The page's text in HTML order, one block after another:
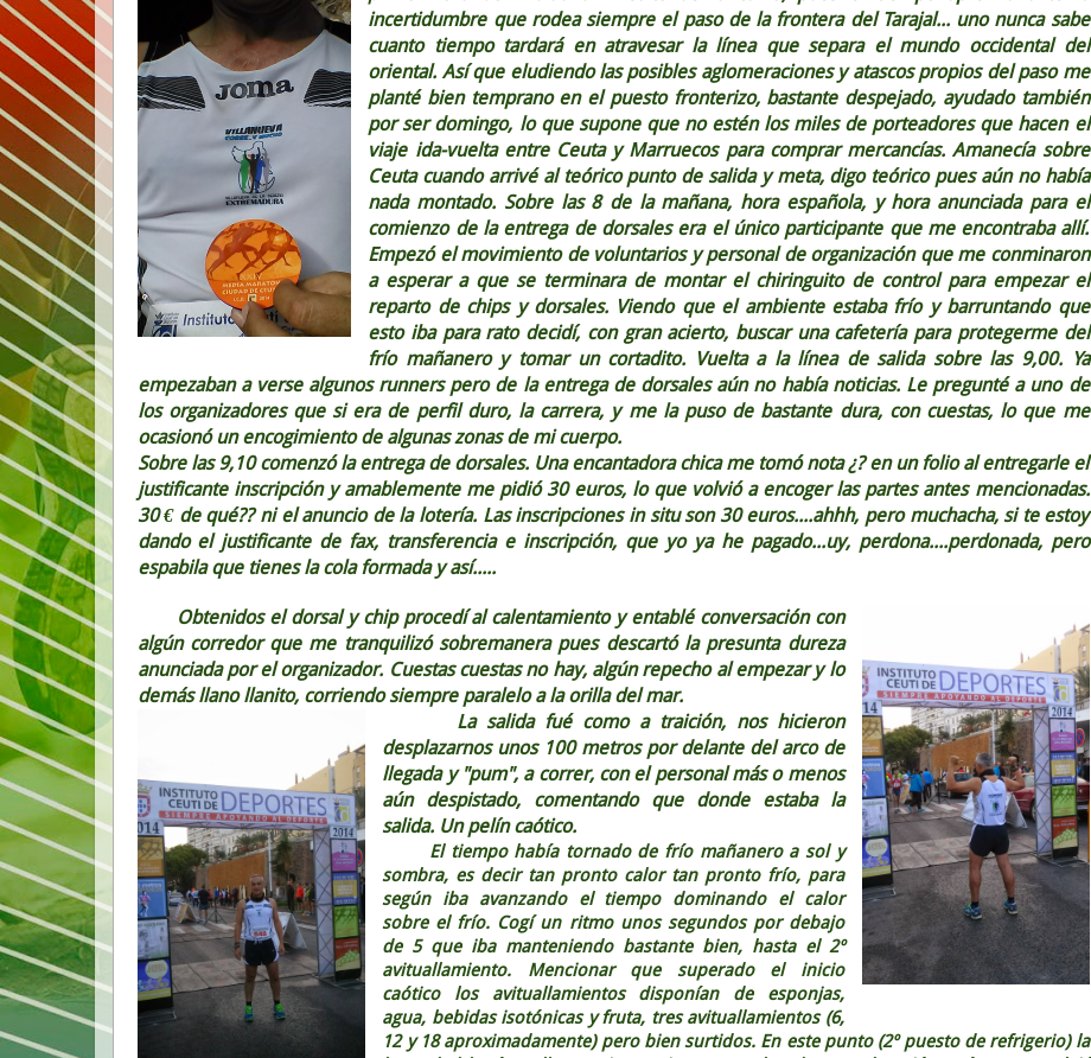
incertidumbre que rodea siempre el paso de la frontera del Tarajal... uno nunca sabe
cuanto tiempo tardará en atravesar la línea que separa el mundo occidental del
oriental. Así que eludiendo las posibles aglomeraciones y atascos propios del paso me
planté bien temprano en el puesto fronterizo, bastante despejado, ayudado también
por ser domingo, lo que supone que no estén los miles de porteadores que hacen el
viaje ida-vuelta entre Ceuta y Marruecos para comprar mercancías. Amanecía sobre
Ceuta cuando arrivé al teórico punto de salida y meta, digo teórico pues aún no había
nada montado. Sobre las 8 de la mañana, hora española, y hora anunciada para el
comienzo de la entrega de dorsales era el único participante que me encontraba allí.
Empezó el movimiento de voluntarios y personal de organización que me conminaron
a esperar a que se terminara de montar el chiringuito de control para empezar el
reparto de chips y dorsales. Viendo que el ambiente estaba frío y barruntando que
esto iba para rato decidí, con gran acierto, buscar una cafetería para protegerme del
frío mañanero y tomar un cortadito. Vuelta a la línea de salida sobre las 9,00. Ya
empezaban a verse algunos runners pero de la entrega de dorsales aún no había noticias. Le pregunté a uno de
los organizadores que si era de perfil duro, la carrera, y me la puso de bastante dura, con cuestas, lo que me
ocasionó un encogimiento de algunas zonas de mi cuerpo.
Sobre las 9,10 comenzó la entrega de dorsales. Una encantadora chica me tomó nota ¿? en un folio al entregarle el
justificante inscripción y amablemente me pidió 30 euros, lo que volvió a encoger las partes antes mencionadas.
30 € de qué?? ni el anuncio de la lotería. Las inscripciones in situ son 30 euros....ahhh, pero muchacha, si te estoy
dando el justificante de fax, transferencia e inscripción, que yo ya he pagado...uy, perdona....perdonada, pero
espabila que tienes la cola formada y así.....
Obtenidos el dorsal y chip procedí al calentamiento y entablé conversación con
algún corredor que me tranquilizó sobremanera pues descartó la presunta dureza
anunciada por el organizador. Cuestas cuestas no hay, algún repecho al empezar y lo
demás llano llanito, corriendo siempre paralelo a la orilla del mar.
La salida fué como a traición, nos hicieron
desplazarnos unos 100 metros por delante del arco de
llegada y "pum", a correr, con el personal más o menos
aún despistado, comentando que donde estaba la
salida. Un pelín caótico.
El tiempo había tornado de frío mañanero a sol y
sombra, es decir tan pronto calor tan pronto frío, para
según iba avanzando el tiempo dominando el calor
sobre el frío. Cogí un ritmo unos segundos por debajo
de 5 que iba manteniendo bastante bien, hasta el 2º
avituallamiento. Mencionar que superado el inicio
caótico los avituallamientos disponían de esponjas,
agua, bebidas isotónicas y fruta, tres avituallamientos (6,
12 y 18 aproximadamente) pero bien surtidos. En este punto (2º puesto de refrigerio) la